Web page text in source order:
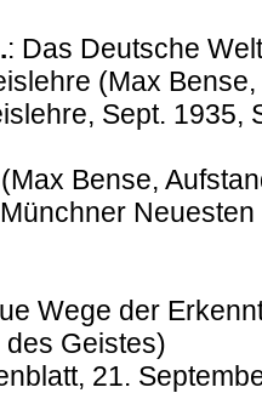
: Das Deutsche
(Max
Sept. 1935,
Bense,
Wege der
Geistes)
21.